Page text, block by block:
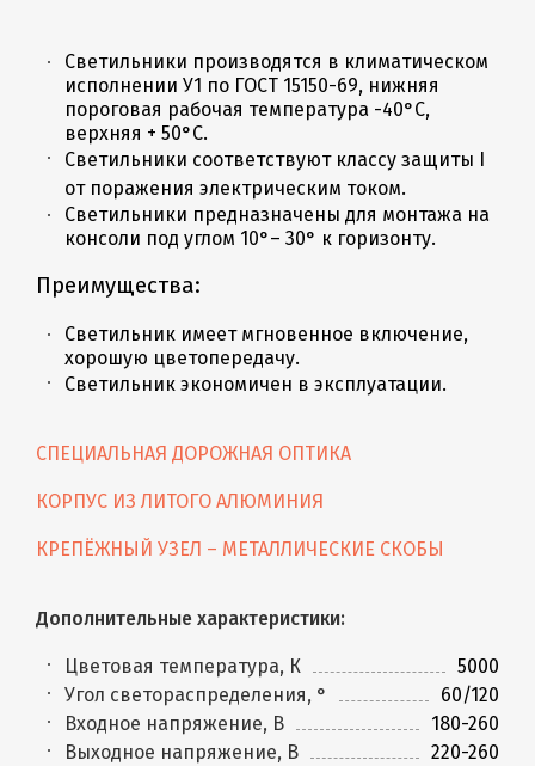
Светильники производятся в климатическом
исполнении У1 по ГОСТ 15150-69, нижняя
пороговая рабочая температура -40°C,
верхняя + 50°C.
Светильники соответствуют классу защиты I
от поражения электрическим током.
Светильники предназначены для монтажа на
консоли под углом 10°– 30° к горизонту.
Преимущества:
Светильник имеет мгновенное включение,
хорошую цветопередачу.
Светильник экономичен в эксплуатации.
СПЕЦИАЛЬНАЯ ДОРОЖНАЯ ОПТИКА
КОРПУС ИЗ ЛИТОГО АЛЮМИНИЯ
КРЕПЁЖНЫЙ УЗЕЛ – МЕТАЛЛИЧЕСКИЕ СКОБЫ
Дополнительные характеристики:
Цветовая температура, К
5000
Угол светораспределения, °
60/120
Входное напряжение, В
180-260
Выходное напряжение, В
220-260